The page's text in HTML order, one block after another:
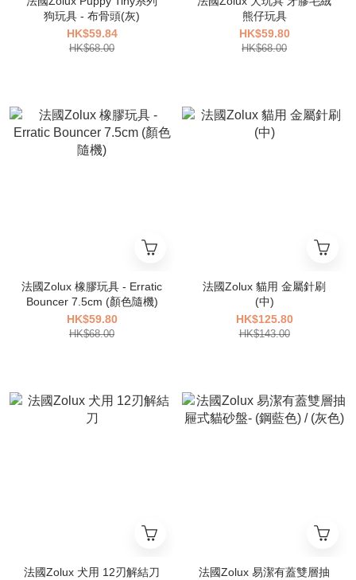
狗玩具 - 布骨頭(灰)
HK$59.84
HK$68.00
熊仔玩具
HK$59.80
HK$68.00
法國Zolux 橡膠玩具 - Erratic
Bouncer 7.5cm (顏色隨機)
HK$59.80
HK$68.00
法國Zolux 貓用 金屬針刷
(中)
HK$125.80
HK$143.00
法國Zolux 犬用 12刃解結刀
法國Zolux 易潔有蓋雙層抽